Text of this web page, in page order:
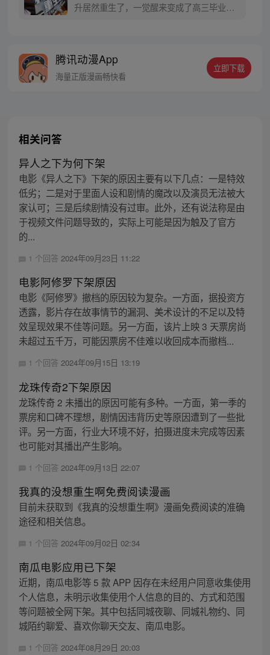
升居然重生了，一觉醒来变成了高三毕业
腾讯动漫App
海量正版漫画畅快看
立即下载
相关问答
异人之下为何下架
电影《异人之下》下架的原因主要有以下几点：一是特效
低劣；二是对于里面人设和剧情的魔改以及演员无法被大
家认可；三是后续剧情没有过审。此外，还有说法称是由
于视频文件问题导致的，实际上可能是因为触及了官方
的...
1 个回答 2024年09月23日 11:22
电影阿修罗下架原因
电影《阿修罗》撤档的原因较为复杂。一方面，据投资方
透露，影片存在故事情节的漏洞、美术设计的不足以及特
效呈现效果不佳等问题。另一方面，该片上映 3 天票房尚
未超过五千万，可能因票房不佳难以收回成本而撤档...
1 个回答 2024年09月15日 13:19
龙珠传奇2下架原因
龙珠传奇 2 未播出的原因可能有多种。一方面，第一季的
票房和口碑不理想，剧情因违背历史等原因遭到了一些批
评。另一方面，行业大环境不好，拍摄进度未完成等因素
也可能对其播出产生影响。
1 个回答 2024年09月13日 22:07
我真的没想重生啊免费阅读漫画
目前未获取到《我真的没想重生啊》漫画免费阅读的准确
途径和相关信息。
1 个回答 2024年09月02日 02:34
南瓜电影应用已下架
近期，南瓜电影等 5 款 APP 因存在未经用户同意收集使用
个人信息，未明示收集使用个人信息的目的、方式和范围
等问题被全网下架。其中包括同城夜聊、同城礼物约、同
城陌约聊爱、喜欢你聊天交友、南瓜电影。
1 个回答 2024年08月29日 20:03